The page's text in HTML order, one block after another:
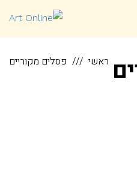
ראשי פסלים מקוריים